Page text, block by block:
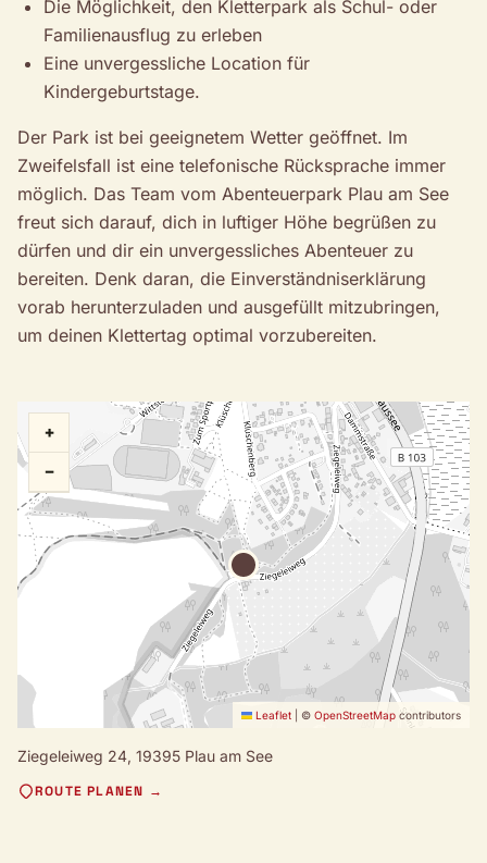
Die Möglichkeit, den Kletterpark als Schul- oder
Familienausflug zu erleben
Eine unvergessliche Location für
Kindergeburtstage.
Der Park ist bei geeignetem Wetter geöffnet. Im
Zweifelsfall ist eine telefonische Rücksprache immer
möglich. Das Team vom Abenteuerpark Plau am See
freut sich darauf, dich in luftiger Höhe begrüßen zu
dürfen und dir ein unvergessliches Abenteuer zu
bereiten. Denk daran, die Einverständniserklärung
vorab herunterzuladen und ausgefüllt mitzubringen,
um deinen Klettertag optimal vorzubereiten.
+
−
Leaflet © OpenStreetMap contributors
Ziegeleiweg 24, 19395 Plau am See
ROUTE PLANEN →